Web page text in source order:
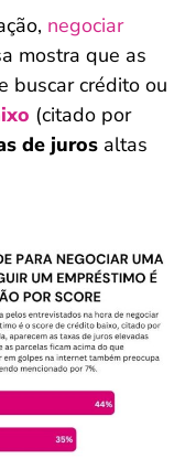
negociar
mostra que as
buscar crédito ou
(citado por
de juros altas